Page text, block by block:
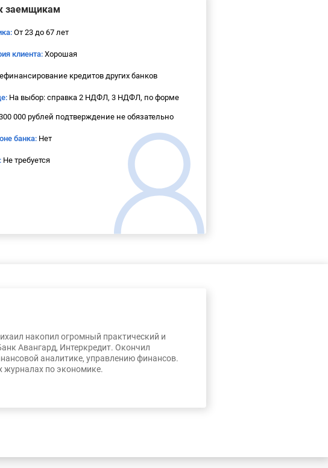
заемщикам
От 23 до 67 лет
клиента: Хорошая
кредитов других банков
На выбор: справка 2 НДФЛ, 3 НДФЛ, по форме
000 рублей подтверждение не обязательно
банка: Нет
Не требуется
накопил огромный практический и
Авангард, Интеркредит. Окончил
аналитике, управлению финансов.
журналах по экономике.